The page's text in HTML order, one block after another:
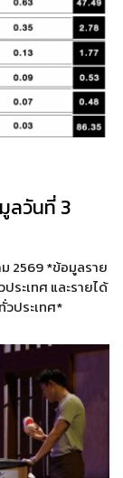
ลวันที่ 3
2569 *ข้อมูลราย
ระเทศ และรายได้
ประเทศ*